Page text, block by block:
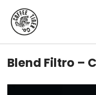
Blend Filtro –